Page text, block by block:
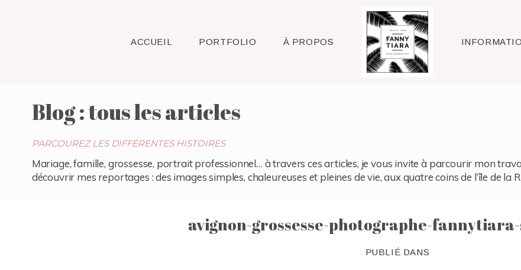
ACCUEIL PORTFOLIO À PROPOS Raleigh
Blog : tous les articles
PARCOUREZ LES DIFFÉRENTES HISTOIRES
Mariage, famille, grossesse, portrait professionnel… à travers ces articles, je vous invite à parcourir mon
découvrir mes reportages : des images simples, chaleureuses et pleines de vie, aux quatre coins de l’île de la
avignon-grossesse-photographe-
PUBLIÉ DANS